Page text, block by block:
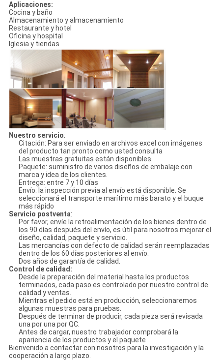
Aplicaciones:
Cocina y baño
Almacenamiento y almacenamiento
Restaurante y hotel
Oficina y hospital
Iglesia y tiendas
Nuestro servicio:
Citación: Para ser enviado en archivos excel con imágenes
del producto tan pronto como usted consulta
Las muestras gratuitas están disponibles.
Paquete: suministro de varios diseños de embalaje con
marca y idea de los clientes.
Entrega: entre 7 y 10 días
Envío: la inspección previa al envío está disponible. Se
seleccionará el transporte marítimo más barato y el buque
más rápido
Servicio postventa:
Por favor, envíe la retroalimentación de los bienes dentro de
los 90 días después del envío, es útil para nosotros mejorar el
diseño, calidad, paquete y servicio.
Las mercancías con defecto de calidad serán reemplazadas
dentro de los 60 días posteriores al envío.
Dos años de garantía de calidad.
Control de calidad:
Desde la preparación del material hasta los productos
terminados, cada paso es controlado por nuestro control de
calidad y ventas.
Mientras el pedido está en producción, seleccionaremos
algunas muestras para pruebas.
Después de terminar de producir, cada pieza será revisada
una por una por QC.
Antes de cargar, nuestro trabajador comprobará la
apariencia de los productos y el paquete
Bienvenido a contactar con nosotros para la investigación y la
cooperación a largo plazo.